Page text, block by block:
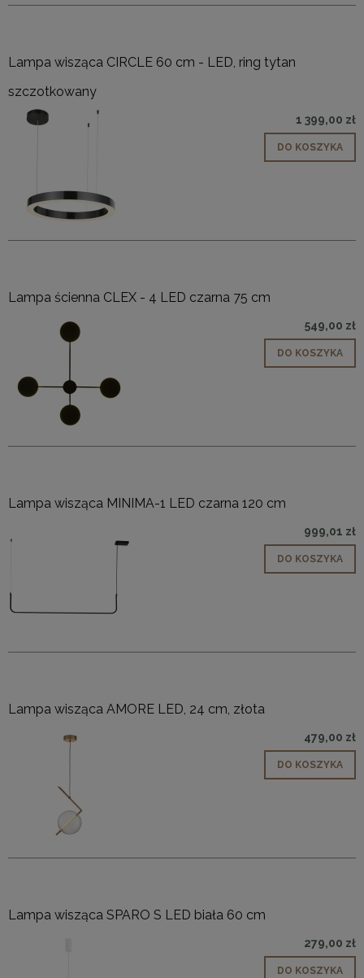
Lampa wisząca CIRCLE 60 cm - LED, ring tytan
szczotkowany
1 399,00 zł
DO KOSZYKA
Lampa ścienna CLEX - 4 LED czarna 75 cm
549,00 zł
DO KOSZYKA
Lampa wisząca MINIMA-1 LED czarna 120 cm
999,01 zł
DO KOSZYKA
Lampa wisząca AMORE LED, 24 cm, złota
479,00 zł
DO KOSZYKA
Lampa wisząca SPARO S LED biała 60 cm
279,00 zł
DO KOSZYKA